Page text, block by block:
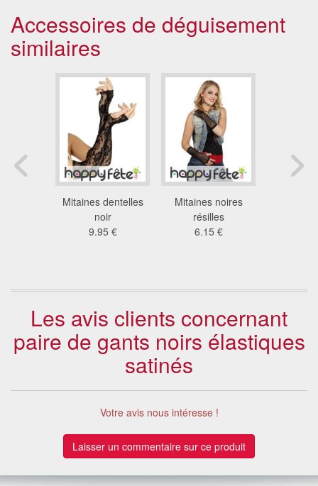
Accessoires de déguisement
similaires
Mitaines dentelles
noir
9.95 €
Mitaines noires
résilles
6.15 €
Les avis clients concernant
paire de gants noirs élastiques
satinés
Votre avis nous intéresse !
Laisser un commentaire sur ce produit